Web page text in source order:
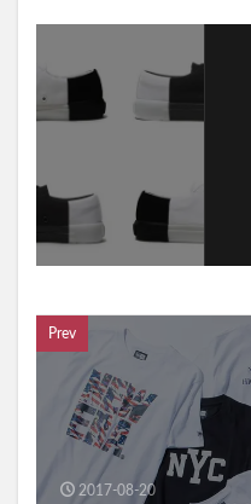
Prev
2017-08-20